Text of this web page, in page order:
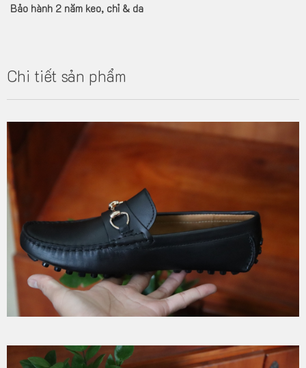
Bảo hành 2 năm keo, chỉ & da
Chi tiết sản phẩm